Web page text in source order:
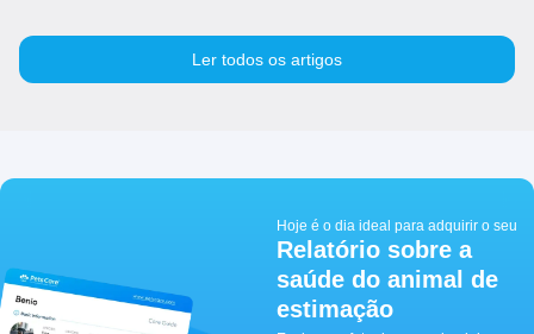
Ler todos os artigos
Hoje é o dia ideal para adquirir o seu
Relatório sobre a
saúde do animal de
estimação